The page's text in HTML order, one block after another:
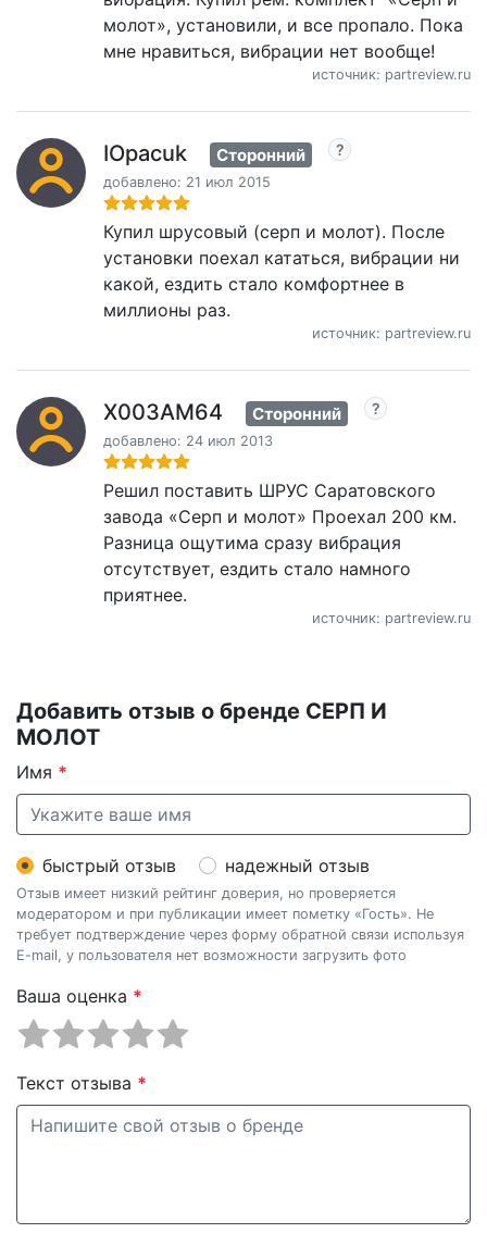
молот», установили, и все пропало. Пока
мне нравиться, вибрации нет вообще!
источник: partreview.ru
IOpacuk Сторонний
добавлено: 21 июл 2015
Купил шрусовый (серп и молот). После
установки поехал кататься, вибрации ни
какой, ездить стало комфортнее в
миллионы раз.
источник: partreview.ru
X003AM64 Сторонний
добавлено: 24 июл 2013
Решил поставить ШРУС Саратовского
завода «Серп и молот» Проехал 200 км.
Разница ощутима сразу вибрация
отсутствует, ездить стало намного
приятнее.
источник: partreview.ru
Добавить отзыв о бренде СЕРП И
МОЛОТ
Имя *
быстрый отзыв надежный отзыв
Отзыв имеет низкий рейтинг доверия, но проверяется
модератором и при публикации имеет пометку «Гость». Не
требует подтверждение через форму обратной связи используя
E-mail, у пользователя нет возможности загрузить фото
Ваша оценка *
Текст отзыва *